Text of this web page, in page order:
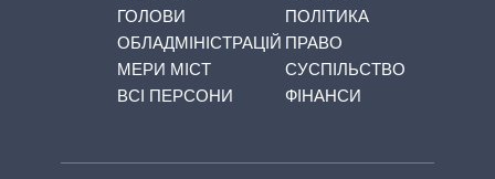
ГОЛОВИ
ОБЛАДМІНІСТРАЦІЙ
МЕРИ МІСТ
ВСІ ПЕРСОНИ
ПОЛІТИКА
ПРАВО
СУСПІЛЬСТВО
ФІНАНСИ